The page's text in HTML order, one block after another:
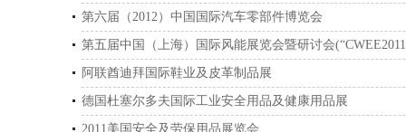
第六届（2012）中国国际汽车零部件博览会
第五届中国（上海）国际风能展览会暨研讨会
阿联酋迪拜国际鞋业及皮革制品展
德国杜塞尔多夫国际工业安全用品及健康用品展
2011美国安全及劳保用品展览会